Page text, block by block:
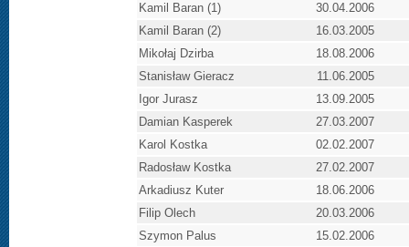
Kamil Baran (1)
30.04.2006
Kamil Baran (2)
16.03.2005
Mikołaj Dzirba
18.08.2006
Stanisław Gieracz
11.06.2005
Igor Jurasz
13.09.2005
Damian Kasperek
27.03.2007
Karol Kostka
02.02.2007
Radosław Kostka
27.02.2007
Arkadiusz Kuter
18.06.2006
Filip Olech
20.03.2006
Szymon Palus
15.02.2006